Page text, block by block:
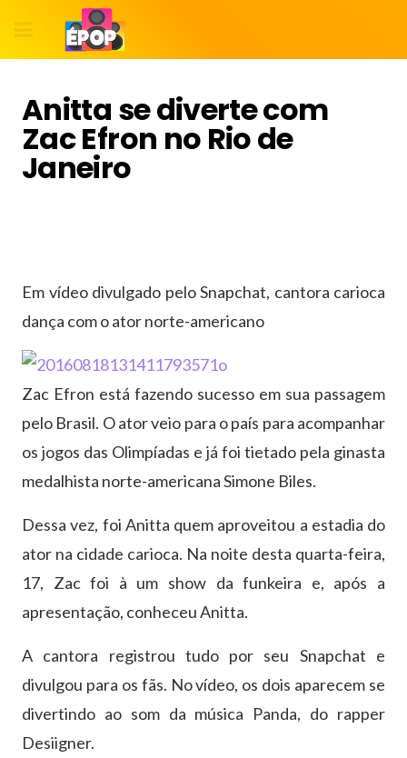
Anitta se diverte com
Zac Efron no Rio de
Janeiro
Em vídeo divulgado pelo Snapchat, cantora carioca
dança com o ator norte-americano
Zac Efron está fazendo sucesso em sua passagem
pelo Brasil. O ator veio para o país para acompanhar
os jogos das Olimpíadas e já foi tietado pela ginasta
medalhista norte-americana Simone Biles.
Dessa vez, foi Anitta quem aproveitou a estadia do
ator na cidade carioca. Na noite desta quarta-feira,
17, Zac foi à um show da funkeira e, após a
apresentação, conheceu Anitta.
A cantora registrou tudo por seu Snapchat e
divulgou para os fãs. No vídeo, os dois aparecem se
divertindo ao som da música Panda, do rapper
Desiigner.